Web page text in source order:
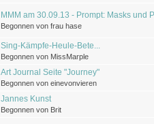
MMM am 30.09.13 - Prompt: Masks und
Begonnen von frau hase
Sing-Kämpfe-Heule-Bete...
Begonnen von MissMarple
Art Journal Seite "Journey"
Begonnen von einevonvieren
Jannes Kunst
Begonnen von Brit